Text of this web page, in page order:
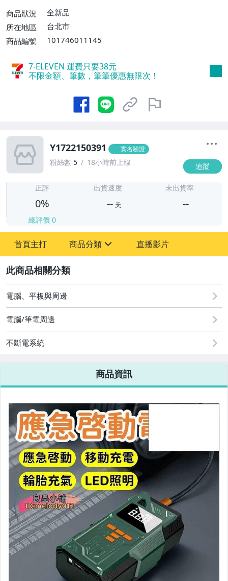
商品狀況
全新品
所在地區
台北市
商品編號
101746011145
7-ELEVEN 運費只要38元
不限金額、筆數，筆筆優惠無限次！
Y1722150391 實名驗證
粉絲數 5 18小時前上線 追蹤
正評
0%
總評價 0
出貨速度
-- 天
未出貨率
--
首頁主打 商品分類
圖書/影音/文具
古董、藝術與礦石
手機、配件與通訊
美容保養與彩妝
電腦、平板與周邊
相機、攝影與周邊
運動、戶外與休閒
嬰幼兒與孕婦
汽機車精品百貨
居家、家具與園藝
玩具、模型與公仔
男性精品與服飾
女裝與服飾配件
偶像、球員卡與郵幣
直播影片
電腦、平板與周邊
電腦/筆電周邊
不斷電系統
商品資訊